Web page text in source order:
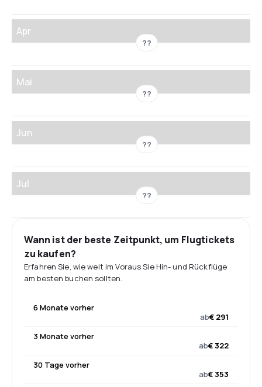
Apr
??
Mai
??
Jun
??
Jul
??
Wann ist der beste Zeitpunkt, um Flugtickets
zu kaufen?
Erfahren Sie, wie weit im Voraus Sie Hin- und Rückflüge
am besten buchen sollten.
6 Monate vorher
ab€ 291
3 Monate vorher
ab€ 322
30 Tage vorher
ab€ 353